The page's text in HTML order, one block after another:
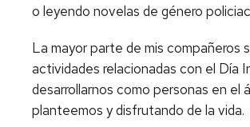
o leyendo novelas de género
La mayor parte de mis compañeros
actividades relacionadas con el Día
desarrollarnos como personas en el
planteemos y disfrutando de la vida.